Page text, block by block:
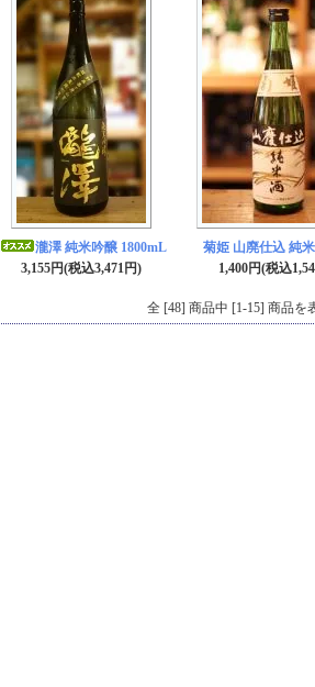
瀧澤 純米吟醸 1800mL
3,155円(税込3,471円)
菊姫 山廃仕込 純
1,400円(税込
全 [48] 商品中 [1-15] 商品を